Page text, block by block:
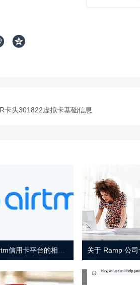

卡头301822虚拟卡基础信息
关于 Ramp 公